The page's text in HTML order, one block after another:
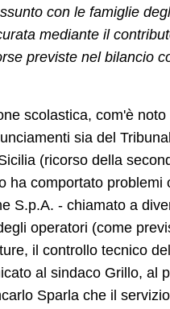
con le famiglie
mediante il
previste nel bilancio
scolastica, com'è
sia del
(ricorso della
ha comportato problemi
S.p.A. - chiamato a
operatori (come
il controllo tecnico
al sindaco Grillo, al
Sparla che il